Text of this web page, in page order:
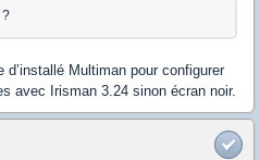
?
Multiman pour configurer
avec Irisman 3.24 sinon écran noir.